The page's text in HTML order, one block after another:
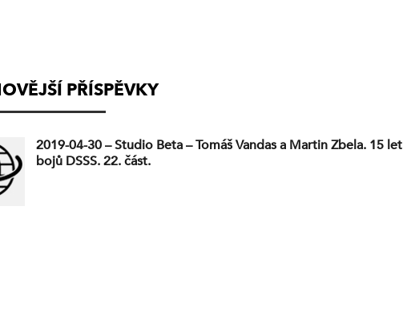
PŘÍSPĚVKY
2019-04-30 – Studio Beta – Tomáš Vandas a Martin Zbela. 15 let
bojů DSSS. 22. část.